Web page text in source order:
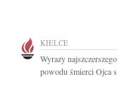
KIELCE
Wyrazy
powodu śmierci Ojca